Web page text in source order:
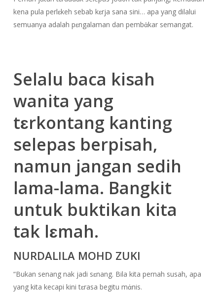
kena pula perlɛkeh sebab kɛrja sana sini… apa yang dilalui
semuanya adalah pɛngalaman dan pembἀkar semangat.
Selalu baca kisah
wanita yang
tɛrkontang kanting
selepas berpisah,
namun jangan sedih
lama-lama. Bangkit
untuk buktikan kita
tak lɛmah.
NURDALILA MOHD ZUKI
“Bukan senang nak jadi sɛnang. Bila kita pernah susah, apa
yang kita kecapi kini tɛrasa begitu mἀnis.